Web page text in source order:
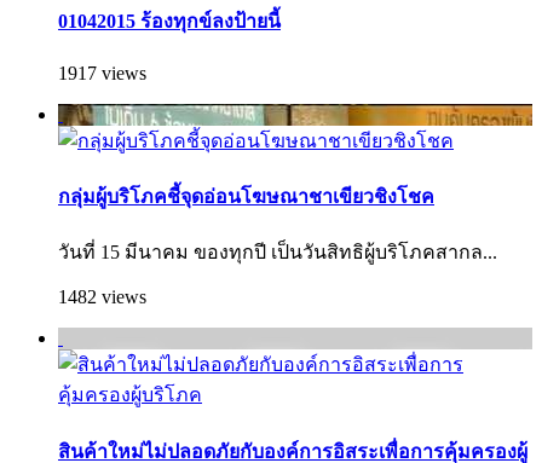
01042015 ร้องทุกข์ลงป้ายนี้
1917 views
กลุ่มผู้บริโภคชี้จุดอ่อนโฆษณาชาเขียวชิงโชค
วันที่ 15 มีนาคม ของทุกปี เป็นวันสิทธิผู้บริโภคสากล...
1482 views
สินค้าใหม่ไม่ปลอดภัยกับองค์การอิสระเพื่อการคุ้มครองผู้